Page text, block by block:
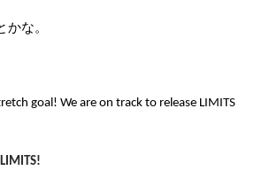
な。
goal! We are on track to release LIMITS